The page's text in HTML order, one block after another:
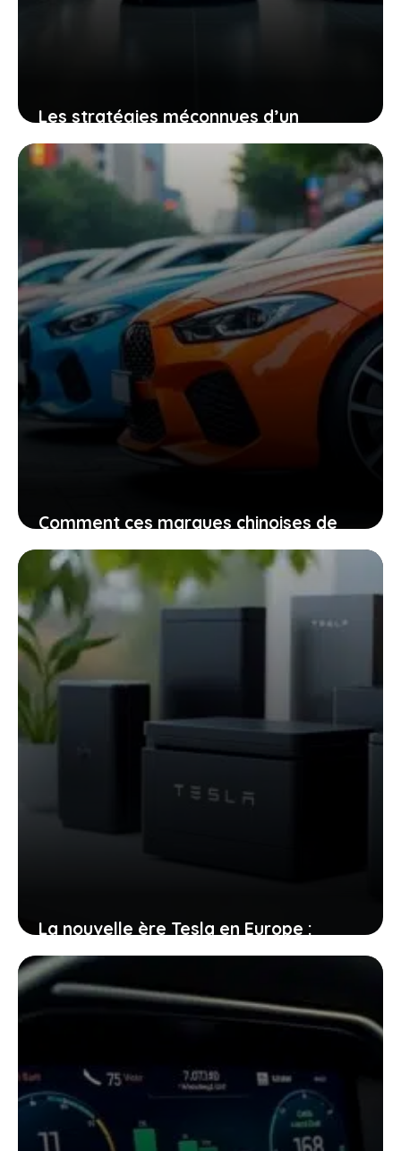
Les stratégies méconnues d’un
constructeur chinois pour éviter les
taxes européennes sur ses voitures
électriques
Comment ces marques chinoises de
voitures vont changer la donne pour
vous en 2026
29 décembre 2025
La nouvelle ère Tesla en Europe :
production de batteries et avenir de la
voiture électrique